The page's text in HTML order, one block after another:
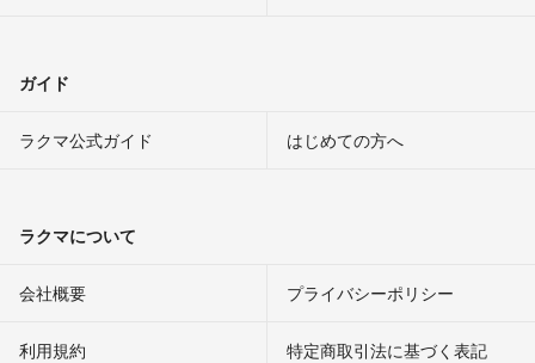
ガイド
ラクマ公式ガイド はじめての方へ
ラクマについて
会社概要 プライバシーポリシー
利用規約 特定商取引法に基づく表記